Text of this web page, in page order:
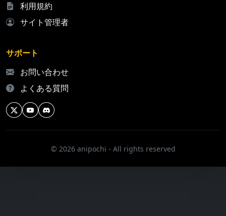
利用規約
サイト管理者
サポート
お問い合わせ
よくある質問
© 2026 anipochi - All rights reserved